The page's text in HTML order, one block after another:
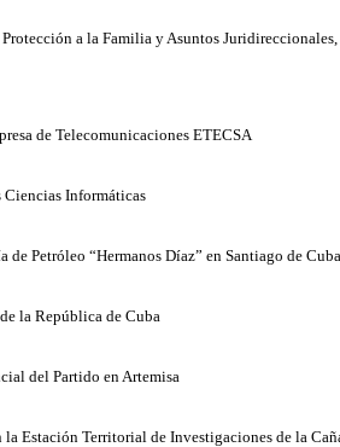
Protección a la Familia y Asuntos
de Telecomunicaciones ETECSA
Ciencias Informáticas
de Petróleo “Hermanos Díaz” en Santiago de Cuba
la República de Cuba
del Partido en Artemisa
Estación Territorial de Investigaciones de la